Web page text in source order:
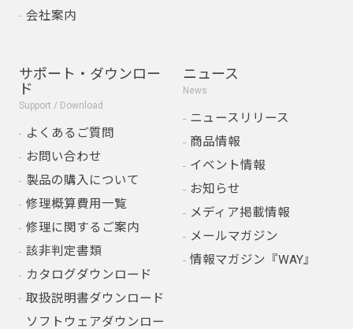
会社案内
サポート・ダウンロー
ド
Support / Download
よくあるご質問
お問い合わせ
製品の購入について
修理概算費用一覧
修理に関するご案内
該非判定書類
カタログダウンロード
取扱説明書ダウンロード
ソフトウェアダウンロー
ニュース
News
ニュースリリース
商品情報
イベント情報
お知らせ
メディア掲載情報
メールマガジン
情報マガジン『WAY』